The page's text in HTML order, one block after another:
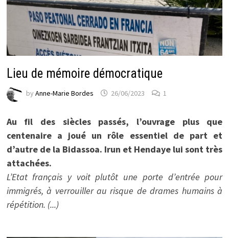
Lieu de mémoire démocratique
by Anne-Marie Bordes 26/06/2023 1
Au fil des siècles passés, l’ouvrage plus que
centenaire a joué un rôle essentiel de part et
d’autre de la Bidassoa. Irun et Hendaye lui sont très
attachées.
L’Etat français y voit plutôt une porte d’entrée pour
immigrés, à verrouiller au risque de drames humains à
répétition. (...)